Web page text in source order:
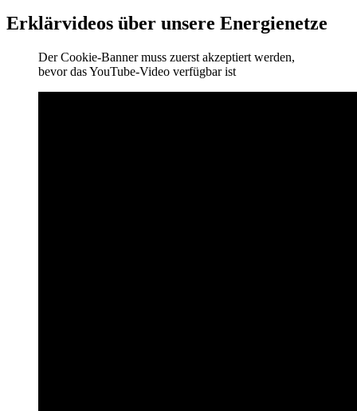
Erklärvideos über unsere Energienetze
Der Cookie-Banner muss zuerst akzeptiert werden,
bevor das YouTube-Video verfügbar ist